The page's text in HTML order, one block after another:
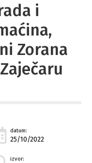
i
Zorana
datum:
25/10/2022
izvor: